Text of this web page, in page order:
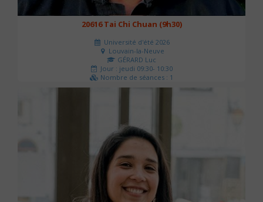
20616 Tai Chi Chuan (9h30)
Université d'été 2026
Louvain-la-Neuve
GÉRARD Luc
Jour : jeudi 09:30- 10:30
Nombre de séances : 1